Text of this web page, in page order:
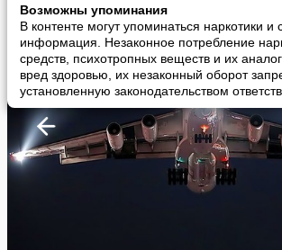
Возможны упоминания
В контенте могут упоминаться наркотики и
информация. Незаконное потребление
средств, психотропных веществ и их
вред здоровью, их незаконный оборот
установленную законодательством